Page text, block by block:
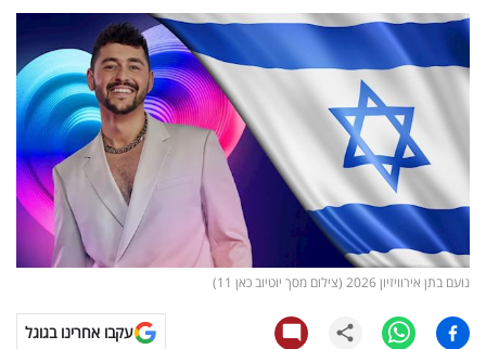
מדדים
ומחקרים
דעות
רכילות
עסקית
קריפטו
ויראלי
נועם בתן אירוויזיון 2026 (צילום מסך יוטיוב כאן 11)
עקבו אחרינו בגוגל